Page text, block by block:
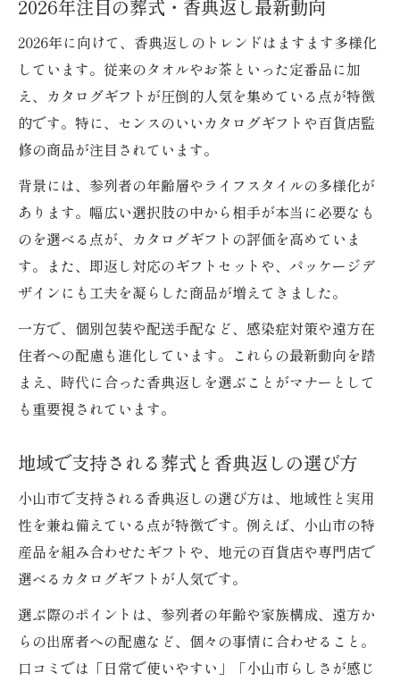
香典返しカタログギフト購入時の注意点
評判が良いカタログギフト購入先を紹介
2026年注目の葬式・香典返し最新動向
2026年に向けて、香典返しのトレンドはますます多様化
しています。従来のタオルやお茶といった定番品に加
え、カタログギフトが圧倒的人気を集めている点が特徴
的です。特に、センスのいいカタログギフトや百貨店監
修の商品が注目されています。
背景には、参列者の年齢層やライフスタイルの多様化が
あります。幅広い選択肢の中から相手が本当に必要なも
のを選べる点が、カタログギフトの評価を高めていま
す。また、即返し対応のギフトセットや、パッケージデ
ザインにも工夫を凝らした商品が増えてきました。
一方で、個別包装や配送手配など、感染症対策や遠方在
住者への配慮も進化しています。これらの最新動向を踏
まえ、時代に合った香典返しを選ぶことがマナーとして
も重要視されています。
地域で支持される葬式と香典返しの選び方
小山市で支持される香典返しの選び方は、地域性と実用
性を兼ね備えている点が特徴です。例えば、小山市の特
産品を組み合わせたギフトや、地元の百貨店や専門店で
選べるカタログギフトが人気です。
選ぶ際のポイントは、参列者の年齢や家族構成、遠方か
らの出席者への配慮など、個々の事情に合わせること。
口コミでは「日常で使いやすい」「小山市らしさが感じ